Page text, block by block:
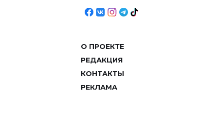
О ПРОЕКТЕ
РЕДАКЦИЯ
КОНТАКТЫ
РЕКЛАМА